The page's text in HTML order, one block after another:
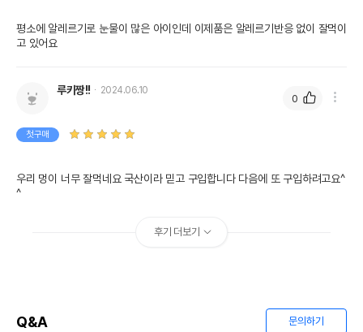
평소에 알레르기로 눈물이 많은 아이인데 이제품은 알레르기반응 없이 잘먹이
고 있어요
루키짱!! 2024.06.10
첫구매
우리 멍이 너무 잘먹네요 국산이라 믿고 구입합니다 다음에 또 구입하려고요^
^
0
후기 더보기
Q&A 문의하기